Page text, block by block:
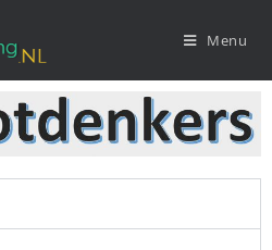
Menu